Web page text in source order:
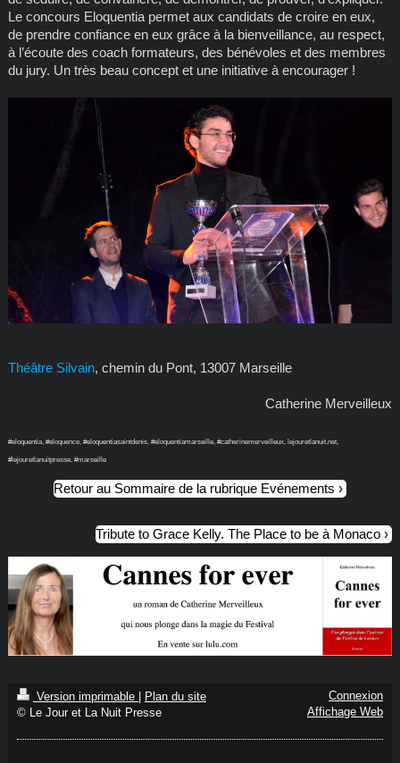
Le concours Eloquentia permet aux candidats de croire en eux,
de prendre confiance en eux grâce à la bienveillance, au respect,
à l’écoute des coach formateurs, des bénévoles et des membres
du jury. Un très beau concept et une initiative à encourager !
Théâtre Silvain, chemin du Pont, 13007 Marseille
Catherine Merveilleux
#eloquentia, #eloquence, #eloquentiasaintdenis, #eloquentiamarseille, #catherinemerveilleux, lejouretlanuit.net,
#lejouretlanuitpresse, #marseille
Retour au Sommaire de la rubrique Evénements
Tribute to Grace Kelly. The Place to be à Monaco
Version imprimable | Plan du site
© Le Jour et La Nuit Presse
Connexion
Affichage Web